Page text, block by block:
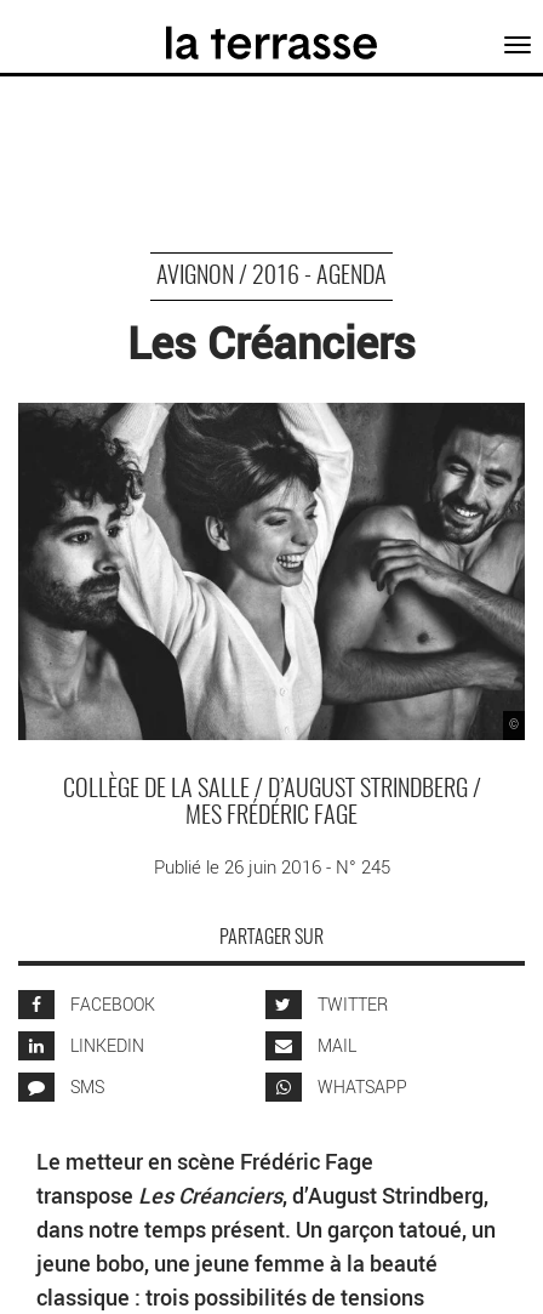
AVIGNON / 2016 - AGENDA
Les Créanciers
©
COLLÈGE DE LA SALLE / D’AUGUST STRINDBERG /
MES FRÉDÉRIC FAGE
Publié le 26 juin 2016 - N° 245
PARTAGER SUR
FACEBOOK
TWITTER
LINKEDIN
MAIL
SMS
WHATSAPP
Le metteur en scène Frédéric Fage
transpose Les Créanciers, d’August Strindberg,
dans notre temps présent. Un garçon tatoué, un
jeune bobo, une jeune femme à la beauté
classique : trois possibilités de tensions